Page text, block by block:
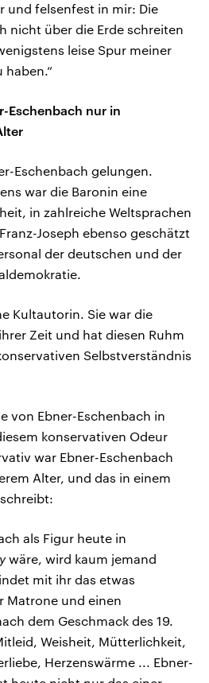
und felsenfest in mir: Die
nicht über die Erde schreiten
leise Spur meiner
Eschenbach nur in
Eschenbach gelungen.
war die Baronin eine
in zahlreiche Weltsprachen
Joseph ebenso geschätzt
der deutschen und der
Kultautorin. Sie war die
Zeit und hat diesen Ruhm
Selbstverständnis
von Ebner-Eschenbach in
konservativen Odeur
war Ebner-Eschenbach
Alter, und das in einem
als Figur heute in
wäre, wird kaum jemand
mit ihr das etwas
Matrone und einen
dem Geschmack des 19.
Weisheit, Mütterlichkeit,
Herzenswärme ... Ebner-